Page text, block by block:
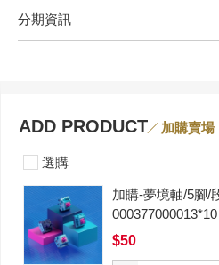
分期資訊
ADD PRODUCT 加購賣場
選購
加購-夢境軸/5腳/
000377000013*10
$50